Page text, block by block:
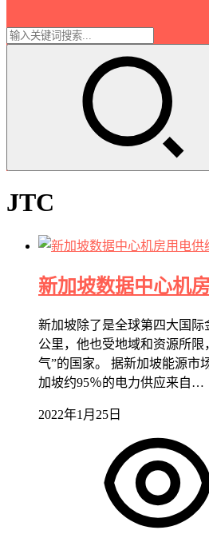
JTC
新加坡数据中心机
新加坡除了是全球第四大国际
公里，他也受地域和资源所限
气”的国家。 据新加坡能源市
加坡约95％的电力供应来自…
2022年1月25日